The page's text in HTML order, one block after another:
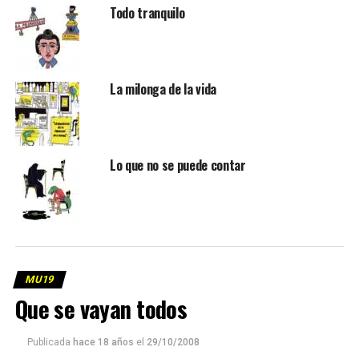
Todo tranquilo
La milonga de la vida
Lo que no se puede contar
MU19
Que se vayan todos
Publicada hace 18 años el 29/10/2008